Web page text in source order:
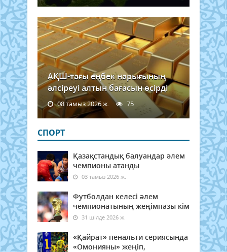
АҚШ-тағы еңбек нарығының
әлсіреуі алтын бағасын өсірді
08 тамыз 2026 ж. 75
СПОРТ
Қазақстандық балуандар әлем
чемпионы атанды
03 тамыз 2026 ж.
Футболдан келесі әлем
чемпионатының жеңімпазы кім
31 шілде 2026 ж.
«Қайрат» пенальти сериясында
«Омонияны» жеңіп,